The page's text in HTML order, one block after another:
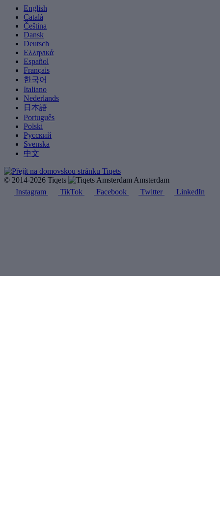
English
Català
Čeština
Dansk
Deutsch
Ελληνικά
Español
Français
한국어
Italiano
Nederlands
日本語
Português
Polski
Русский
Svenska
中文
© 2014-2026 Tiqets
Amsterdam
Instagram
TikTok Facebook Twitter LinkedIn